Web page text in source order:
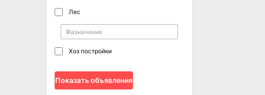
Лес
Хоз постройки
Показать объявления